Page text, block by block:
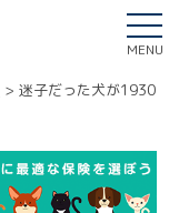
MENU
迷子だった犬が1930